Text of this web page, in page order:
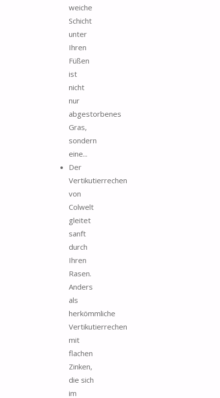
weiche
Schicht
unter
Ihren
Füßen
ist
nicht
nur
abgestorbenes
Gras,
sondern
eine...
Der
Vertikutierrechen
von
Colwelt
gleitet
sanft
durch
Ihren
Rasen.
Anders
als
herkömmliche
Vertikutierrechen
mit
flachen
Zinken,
die sich
im